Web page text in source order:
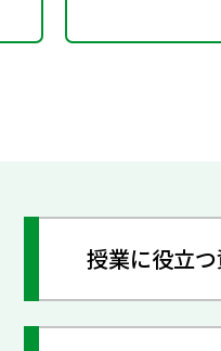
授業に役立